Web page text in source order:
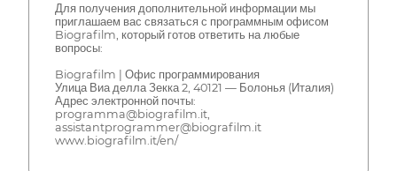
Для получения дополнительной информации мы
приглашаем вас связаться с программным офисом
Biografilm, который готов ответить на любые
вопросы:
Biografilm | Офис программирования
Улица Виа делла Зекка 2, 40121 — Болонья (Италия)
Адрес электронной почты:
programma@biografilm.it,
assistantprogrammer@biografilm.it
www.biografilm.it/en/